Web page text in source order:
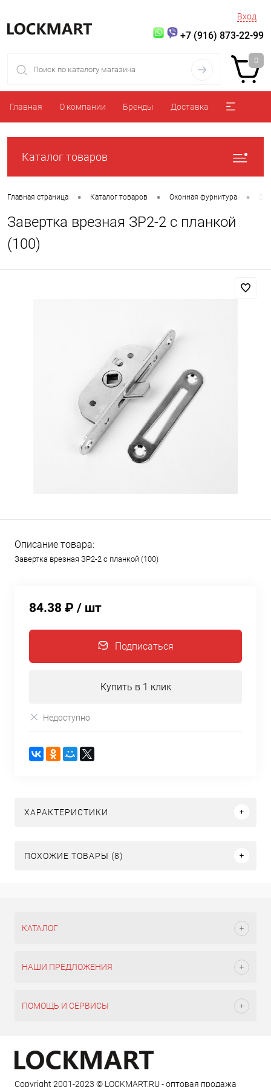
Вход
+7 (916) 873-22-99
0
Главная О компании Бренды Доставка
Каталог товаров
Главная страница • Каталог товаров • Оконная фурнитура •
Завертка врезная ЗР2-2 с планкой
(100)
Описание товара:
Завертка врезная ЗР2-2 с планкой (100)
84.38 ₽ / шт
Подписаться
Купить в 1 клик
Недоступно
ХАРАКТЕРИСТИКИ
ПОХОЖИЕ ТОВАРЫ (8)
КАТАЛОГ
НАШИ ПРЕДЛОЖЕНИЯ
ПОМОЩЬ И СЕРВИСЫ
Copyright 2001-2023 © LOCKMART.RU - оптовая продажа